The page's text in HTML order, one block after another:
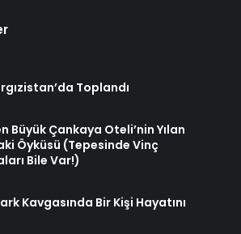
Toplandı
Büyük Çankaya Oteli’nin Yılan
Öyküsü (Tepesinde Vinç
Bile Var!)
Kavgasında Bir Kişi Hayatını